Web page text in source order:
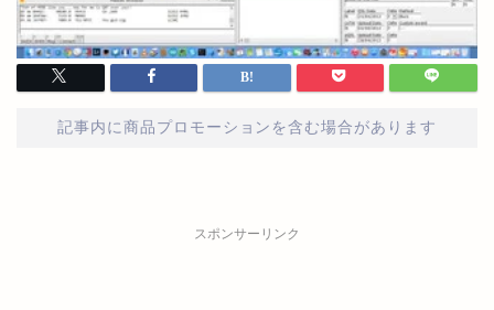
記事内に商品プロモーションを含む場合があります
スポンサーリンク